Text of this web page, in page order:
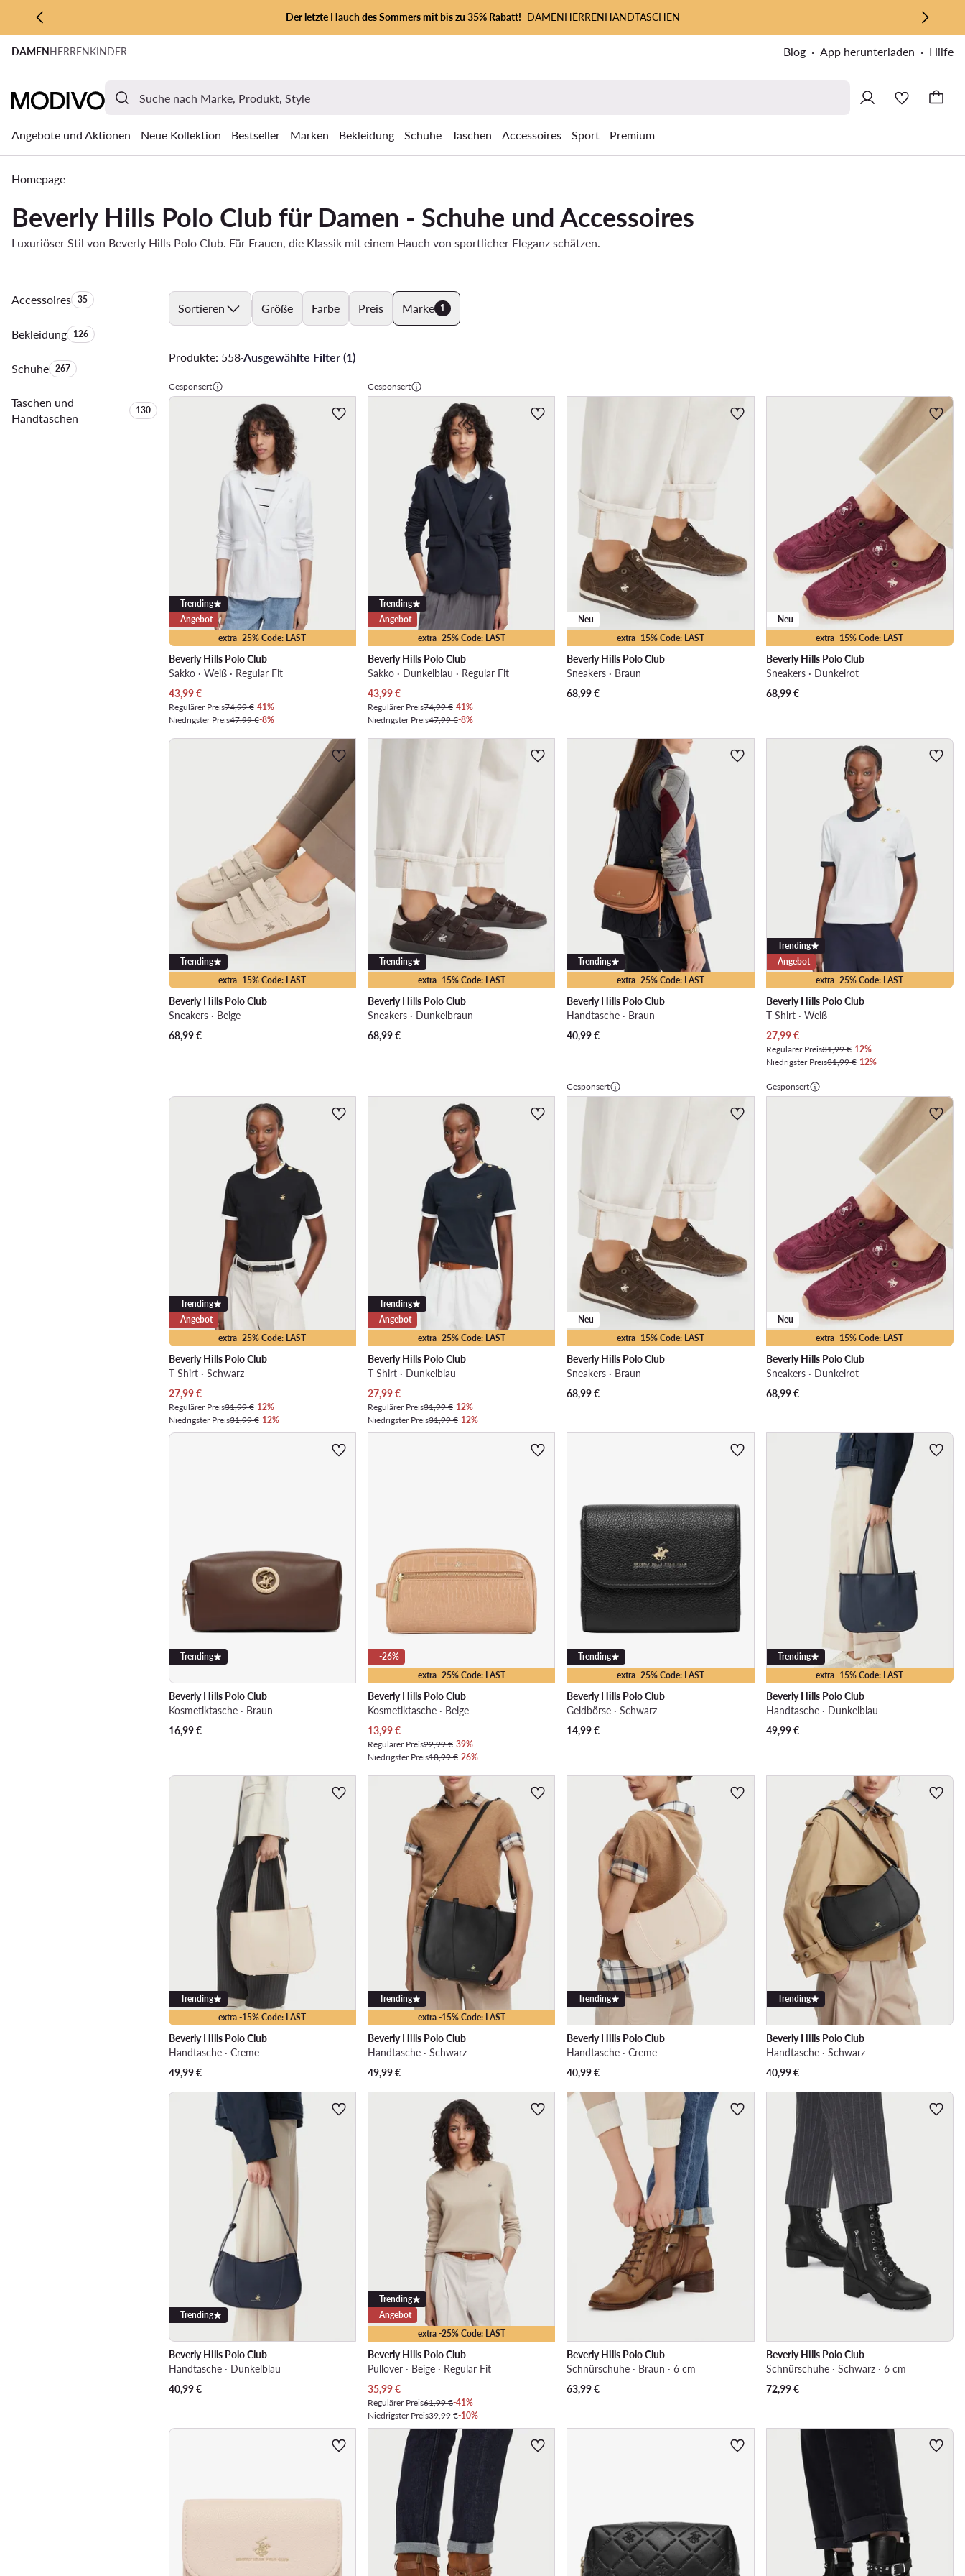
ZUM HAUPTINHALT SPRINGEN
ZUR SUCHE
Der letzte Hauch des Sommers mit bis zu 35% Rabatt! DAMENHERRENHANDTASCHEN
DAMENHERRENKINDER Blog App herunterladen Hilfe
Angebote und Aktionen Neue Kollektion Bestseller Marken Bekleidung Schuhe Taschen Accessoires Sport Premium
Homepage
Beverly Hills Polo Club für Damen - Schuhe und Accessoires
Luxuriöser Stil von Beverly Hills Polo Club. Für Frauen, die Klassik mit einem Hauch von sportlicher Eleganz schätzen.
AccessoiresAnzahl der Produkte:
35
BekleidungAnzahl der Produkte:
126
SchuheAnzahl der Produkte:
267
Taschen und
Handtaschen
Anzahl der Produkte:
130
Sortieren Größe Farbe Preis Marke 1
Produkte: 558·Ausgewählte Filter (1)
Gesponsert
extra -25% Code: LAST
Trending
Angebot
Beverly Hills Polo Club
Sakko · Weiß · Regular Fit
Aktueller Preis
43,99€
Regulärer Preis74,99 €-41%
Niedrigster Preis47,99 €-8%
Gesponsert
extra -25% Code: LAST
Trending
Angebot
Beverly Hills Polo Club
Sakko · Dunkelblau · Regular Fit
Aktueller Preis
43,99€
Regulärer Preis74,99 €-41%
Niedrigster Preis47,99 €-8%
extra -15% Code: LAST
Neu
Beverly Hills Polo Club
Sneakers · Braun
68,99€
extra -15% Code: LAST
Neu
Beverly Hills Polo Club
Sneakers · Dunkelrot
68,99€
extra -15% Code: LAST
Trending
Beverly Hills Polo Club
Sneakers · Beige
68,99€
extra -15% Code: LAST
Trending
Beverly Hills Polo Club
Sneakers · Dunkelbraun
68,99€
extra -25% Code: LAST
Trending
Beverly Hills Polo Club
Handtasche · Braun
40,99€
extra -25% Code: LAST
Trending
Angebot
Beverly Hills Polo Club
T-Shirt · Weiß
Aktueller Preis
27,99€
Regulärer Preis31,99 €-12%
Niedrigster Preis31,99 €-12%
extra -25% Code: LAST
Trending
Angebot
Beverly Hills Polo Club
T-Shirt · Schwarz
Aktueller Preis
27,99€
Regulärer Preis31,99 €-12%
Niedrigster Preis31,99 €-12%
extra -25% Code: LAST
Trending
Angebot
Beverly Hills Polo Club
T-Shirt · Dunkelblau
Aktueller Preis
27,99€
Regulärer Preis31,99 €-12%
Niedrigster Preis31,99 €-12%
Gesponsert
extra -15% Code: LAST
Neu
Beverly Hills Polo Club
Sneakers · Braun
68,99€
Gesponsert
extra -15% Code: LAST
Neu
Beverly Hills Polo Club
Sneakers · Dunkelrot
68,99€
Trending
Beverly Hills Polo Club
Kosmetiktasche · Braun
16,99€
extra -25% Code: LAST
-26%
Beverly Hills Polo Club
Kosmetiktasche · Beige
Aktueller Preis
13,99€
Regulärer Preis22,99 €-39%
Niedrigster Preis18,99 €-26%
extra -25% Code: LAST
Trending
Beverly Hills Polo Club
Geldbörse · Schwarz
14,99€
extra -15% Code: LAST
Trending
Beverly Hills Polo Club
Handtasche · Dunkelblau
49,99€
extra -15% Code: LAST
Trending
Beverly Hills Polo Club
Handtasche · Creme
49,99€
extra -15% Code: LAST
Trending
Beverly Hills Polo Club
Handtasche · Schwarz
49,99€
Trending
Beverly Hills Polo Club
Handtasche · Creme
40,99€
Trending
Beverly Hills Polo Club
Handtasche · Schwarz
40,99€
Trending
Beverly Hills Polo Club
Handtasche · Dunkelblau
40,99€
extra -25% Code: LAST
Trending
Angebot
Beverly Hills Polo Club
Pullover · Beige · Regular Fit
Aktueller Preis
35,99€
Regulärer Preis61,99 €-41%
Niedrigster Preis39,99 €-10%
Beverly Hills Polo Club
Schnürschuhe · Braun · 6 cm
63,99€
Beverly Hills Polo Club
Schnürschuhe · Schwarz · 6 cm
72,99€